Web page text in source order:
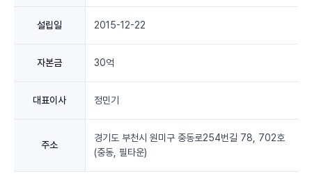
설립일 2015-12-22
자본금 30억
대표이사 정민기
주소
경기도 부천시 원미구 중동로254번길 78, 702호
(중동, 필타운)